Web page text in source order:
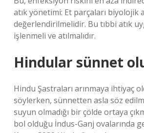
atık yönetimi: Et parçaları biyolojik
değerlendirilmelidir. Bu tıbbi atık
işlenmeli ve atılmalıdır.
Hindular sünnet
Hindu Şastraları arınmaya ihtiyaç
söylerken, sünnetten asla söz
suyun olmadığı bir çölde ortaya
bol olduğu İndus-Ganj ovalarında